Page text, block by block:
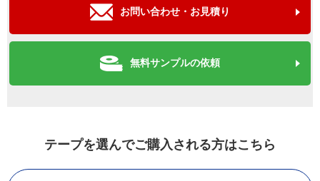
お問い合わせ・お見積り
無料サンプルの依頼
テープを選んでご購入される方はこちら